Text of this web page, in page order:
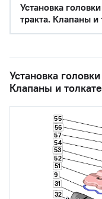
Установка
тракта. Клапаны и
Установка
Клапаны и
9
31
32
51
52
53
54
55
56
57